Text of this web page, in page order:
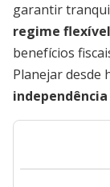
garantir
regime
benefícios
Planejar desde
independência